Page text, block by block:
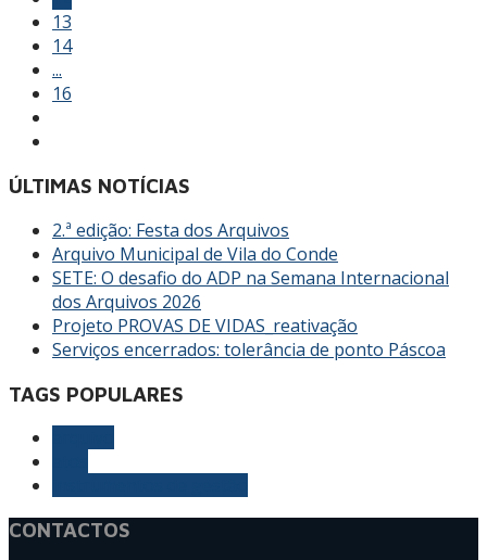
13
14
...
16
ÚLTIMAS NOTÍCIAS
2.ª edição: Festa dos Arquivos
Arquivo Municipal de Vila do Conde
SETE: O desafio do ADP na Semana Internacional
dos Arquivos 2026
Projeto PROVAS DE VIDAS_reativação
Serviços encerrados: tolerância de ponto Páscoa
TAGS POPULARES
CONTACTOS